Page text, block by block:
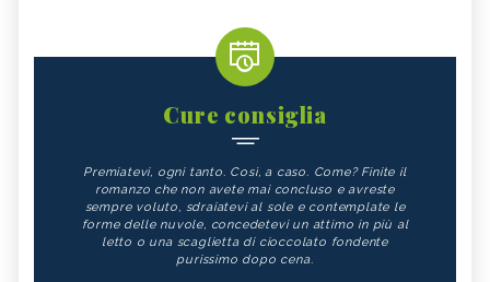
Cure consiglia
Premiatevi, ogni tanto. Così, a caso. Come? Finite il
romanzo che non avete mai concluso e avreste
sempre voluto, sdraiatevi al sole e contemplate le
forme delle nuvole, concedetevi un attimo in più al
letto o una scaglietta di cioccolato fondente
purissimo dopo cena.